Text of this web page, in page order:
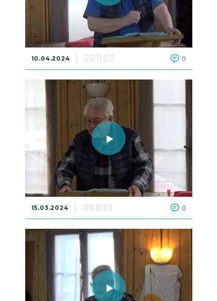
10.04.2024 0
15.03.2024 0